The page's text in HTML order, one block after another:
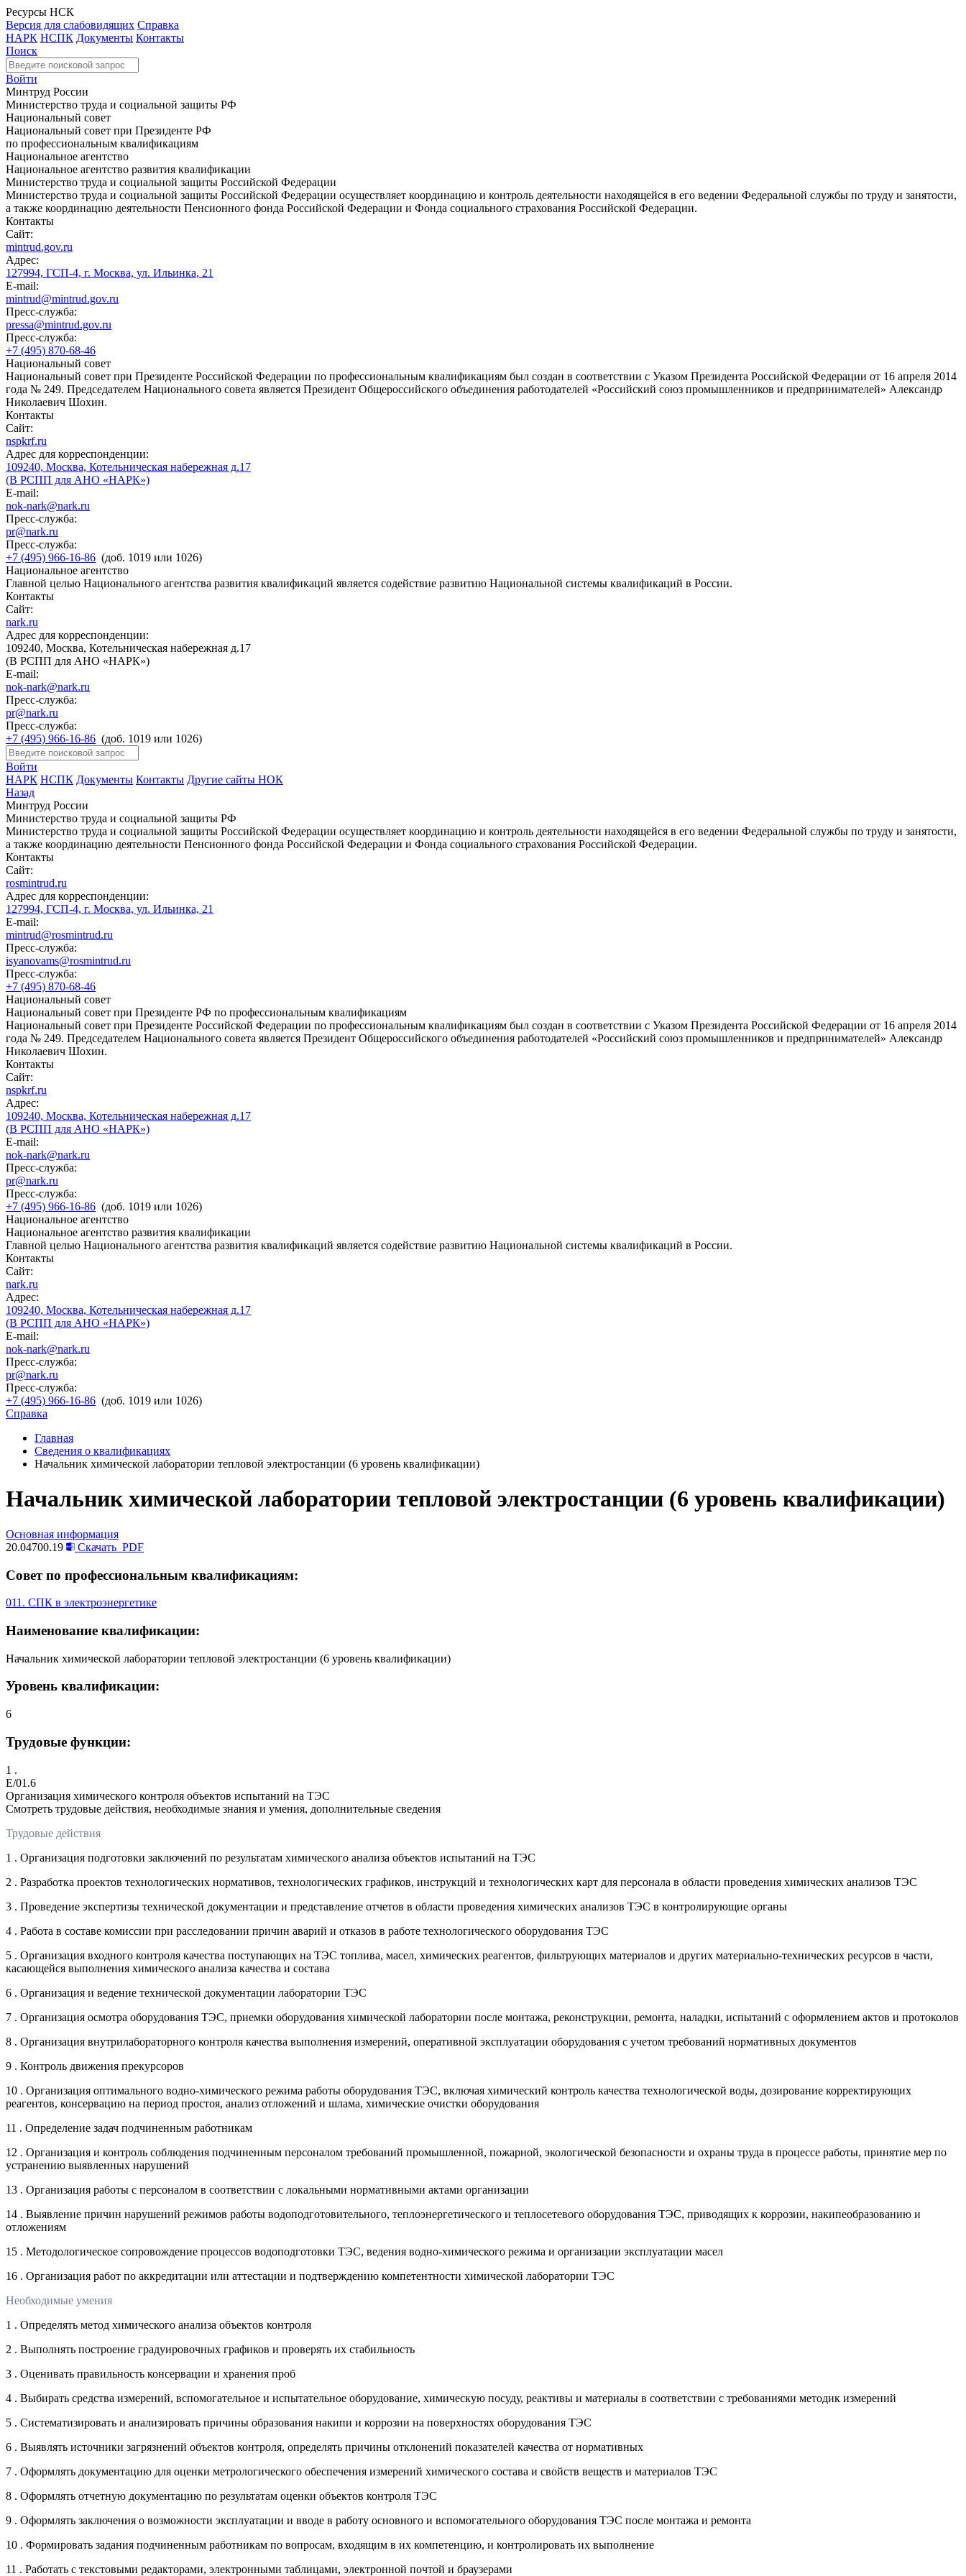
Ресурсы НСК
Версия для слабовидящих Справка
НАРК НСПК Документы Контакты
Поиск
Войти
Минтруд России
Министерство труда и социальной защиты РФ
Национальный совет
Национальный совет при Президенте РФ
по профессиональным квалификациям
Национальное агентство
Национальное агентство развития квалификации
Министерство труда и социальной защиты Российской Федерации
Министерство труда и социальной защиты Российской Федерации осуществляет координацию и контроль деятельности находящейся в его ведении Федеральной службы по труду и занятости,
а также координацию деятельности Пенсионного фонда Российской Федерации и Фонда социального страхования Российской Федерации.
Контакты
Сайт:
mintrud.gov.ru
Адрес:
127994, ГСП-4, г. Москва, ул. Ильинка, 21
E-mail:
mintrud@mintrud.gov.ru
Пресс-служба:
pressa@mintrud.gov.ru
Пресс-служба:
+7 (495) 870-68-46
Национальный совет
Национальный совет при Президенте Российской Федерации по профессиональным квалификациям был создан в соответствии с Указом Президента Российской Федерации от 16 апреля 2014
года № 249. Председателем Национального совета является Президент Общероссийского объединения работодателей «Российский союз промышленников и предпринимателей» Александр
Николаевич Шохин.
Контакты
Сайт:
nspkrf.ru
Адрес для корреспонденции:
109240, Москва, Котельническая набережная д.17
(В РСПП для АНО «НАРК»)
E-mail:
nok-nark@nark.ru
Пресс-служба:
pr@nark.ru
Пресс-служба:
+7 (495) 966-16-86 (доб. 1019 или 1026)
Национальное агентство
Главной целью Национального агентства развития квалификаций является содействие развитию Национальной системы квалификаций в России.
Контакты
Сайт:
nark.ru
Адрес для корреспонденции:
109240, Москва, Котельническая набережная д.17
(В РСПП для АНО «НАРК»)
E-mail:
nok-nark@nark.ru
Пресс-служба:
pr@nark.ru
Пресс-служба:
+7 (495) 966-16-86 (доб. 1019 или 1026)
Войти
НАРК НСПК Документы Контакты Другие сайты НОК
Назад
Минтруд России
Министерство труда и социальной защиты РФ
Министерство труда и социальной защиты Российской Федерации осуществляет координацию и контроль деятельности находящейся в его ведении Федеральной службы по труду и занятости,
а также координацию деятельности Пенсионного фонда Российской Федерации и Фонда социального страхования Российской Федерации.
Контакты
Сайт:
rosmintrud.ru
Адрес для корреспонденции:
127994, ГСП-4, г. Москва, ул. Ильинка, 21
E-mail:
mintrud@rosmintrud.ru
Пресс-служба:
isyanovams@rosmintrud.ru
Пресс-служба:
+7 (495) 870-68-46
Национальный совет
Национальный совет при Президенте РФ по профессиональным квалификациям
Национальный совет при Президенте Российской Федерации по профессиональным квалификациям был создан в соответствии с Указом Президента Российской Федерации от 16 апреля 2014
года № 249. Председателем Национального совета является Президент Общероссийского объединения работодателей «Российский союз промышленников и предпринимателей» Александр
Николаевич Шохин.
Контакты
Сайт:
nspkrf.ru
Адрес:
109240, Москва, Котельническая набережная д.17
(В РСПП для АНО «НАРК»)
E-mail:
nok-nark@nark.ru
Пресс-служба:
pr@nark.ru
Пресс-служба:
+7 (495) 966-16-86 (доб. 1019 или 1026)
Национальное агентство
Национальное агентство развития квалификации
Главной целью Национального агентства развития квалификаций является содействие развитию Национальной системы квалификаций в России.
Контакты
Сайт:
nark.ru
Адрес:
109240, Москва, Котельническая набережная д.17
(В РСПП для АНО «НАРК»)
E-mail:
nok-nark@nark.ru
Пресс-служба:
pr@nark.ru
Пресс-служба:
+7 (495) 966-16-86 (доб. 1019 или 1026)
Справка
Главная
Сведения о квалификациях
Начальник химической лаборатории тепловой электростанции (6 уровень квалификации)
Начальник химической лаборатории тепловой электростанции (6 уровень квалификации)
Основная информация
20.04700.19
Скачать PDF
Совет по профессиональным квалификациям:
011. СПК в электроэнергетике
Наименование квалификации:
Начальник химической лаборатории тепловой электростанции (6 уровень квалификации)
Уровень квалификации:
6
Трудовые функции:
1 .
E/01.6
Организация химического контроля объектов испытаний на ТЭС
Смотреть трудовые действия, необходимые знания и умения, дополнительные сведения
Трудовые действия
1 . Организация подготовки заключений по результатам химического анализа объектов испытаний на ТЭС
2 . Разработка проектов технологических нормативов, технологических графиков, инструкций и технологических карт для персонала в области проведения химических анализов ТЭС
3 . Проведение экспертизы технической документации и представление отчетов в области проведения химических анализов ТЭС в контролирующие органы
4 . Работа в составе комиссии при расследовании причин аварий и отказов в работе технологического оборудования ТЭС
5 . Организация входного контроля качества поступающих на ТЭС топлива, масел, химических реагентов, фильтрующих материалов и других материально-технических ресурсов в части,
касающейся выполнения химического анализа качества и состава
6 . Организация и ведение технической документации лаборатории ТЭС
7 . Организация осмотра оборудования ТЭС, приемки оборудования химической лаборатории после монтажа, реконструкции, ремонта, наладки, испытаний с оформлением актов и протоколов
8 . Организация внутрилабораторного контроля качества выполнения измерений, оперативной эксплуатации оборудования с учетом требований нормативных документов
9 . Контроль движения прекурсоров
10 . Организация оптимального водно-химического режима работы оборудования ТЭС, включая химический контроль качества технологической воды, дозирование корректирующих
реагентов, консервацию на период простоя, анализ отложений и шлама, химические очистки оборудования
11 . Определение задач подчиненным работникам
12 . Организация и контроль соблюдения подчиненным персоналом требований промышленной, пожарной, экологической безопасности и охраны труда в процессе работы, принятие мер по
устранению выявленных нарушений
13 . Организация работы с персоналом в соответствии с локальными нормативными актами организации
14 . Выявление причин нарушений режимов работы водоподготовительного, теплоэнергетического и теплосетевого оборудования ТЭС, приводящих к коррозии, накипеобразованию и
отложениям
15 . Методологическое сопровождение процессов водоподготовки ТЭС, ведения водно-химического режима и организации эксплуатации масел
16 . Организация работ по аккредитации или аттестации и подтверждению компетентности химической лаборатории ТЭС
Необходимые умения
1 . Определять метод химического анализа объектов контроля
2 . Выполнять построение градуировочных графиков и проверять их стабильность
3 . Оценивать правильность консервации и хранения проб
4 . Выбирать средства измерений, вспомогательное и испытательное оборудование, химическую посуду, реактивы и материалы в соответствии с требованиями методик измерений
5 . Систематизировать и анализировать причины образования накипи и коррозии на поверхностях оборудования ТЭС
6 . Выявлять источники загрязнений объектов контроля, определять причины отклонений показателей качества от нормативных
7 . Оформлять документацию для оценки метрологического обеспечения измерений химического состава и свойств веществ и материалов ТЭС
8 . Оформлять отчетную документацию по результатам оценки объектов контроля ТЭС
9 . Оформлять заключения о возможности эксплуатации и вводе в работу основного и вспомогательного оборудования ТЭС после монтажа и ремонта
10 . Формировать задания подчиненным работникам по вопросам, входящим в их компетенцию, и контролировать их выполнение
11 . Работать с текстовыми редакторами, электронными таблицами, электронной почтой и браузерами